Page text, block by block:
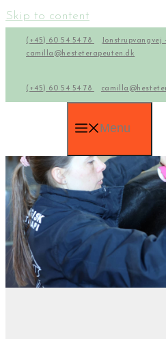
Skip to content
(+45) 60 54 54 78
camilla@hesteterapeuten.dk
(+45) 60 54 54 78
Menu